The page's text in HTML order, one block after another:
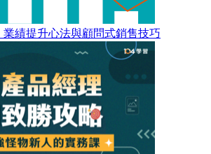
績提升心法與顧問式銷售技巧